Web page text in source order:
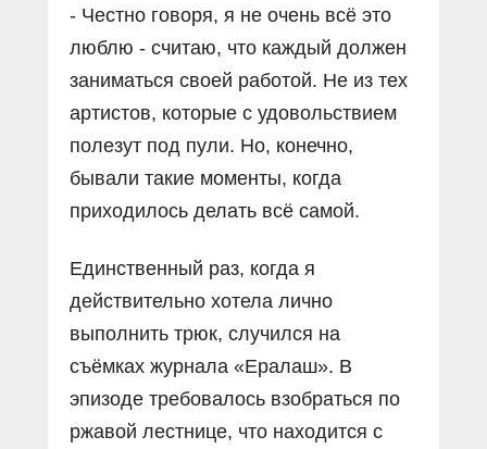
- Честно говоря, я не очень всё это
люблю - считаю, что каждый должен
заниматься своей работой. Не из тех
артистов, которые с удовольствием
полезут под пули. Но, конечно,
бывали такие моменты, когда
приходилось делать всё самой.
Единственный раз, когда я
действительно хотела лично
выполнить трюк, случился на
съёмках журнала «Ералаш». В
эпизоде требовалось взобраться по
ржавой лестнице, что находится с